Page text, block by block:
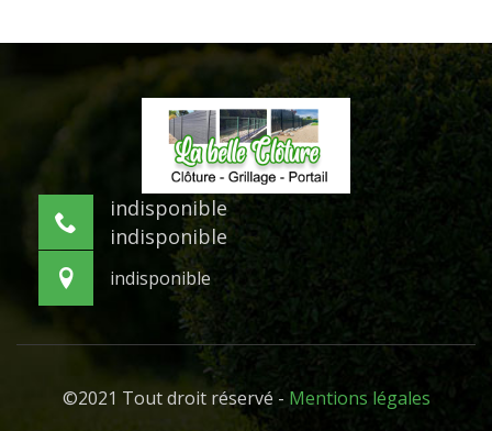
indisponible
indisponible
indisponible
©2021 Tout droit réservé - Mentions légales